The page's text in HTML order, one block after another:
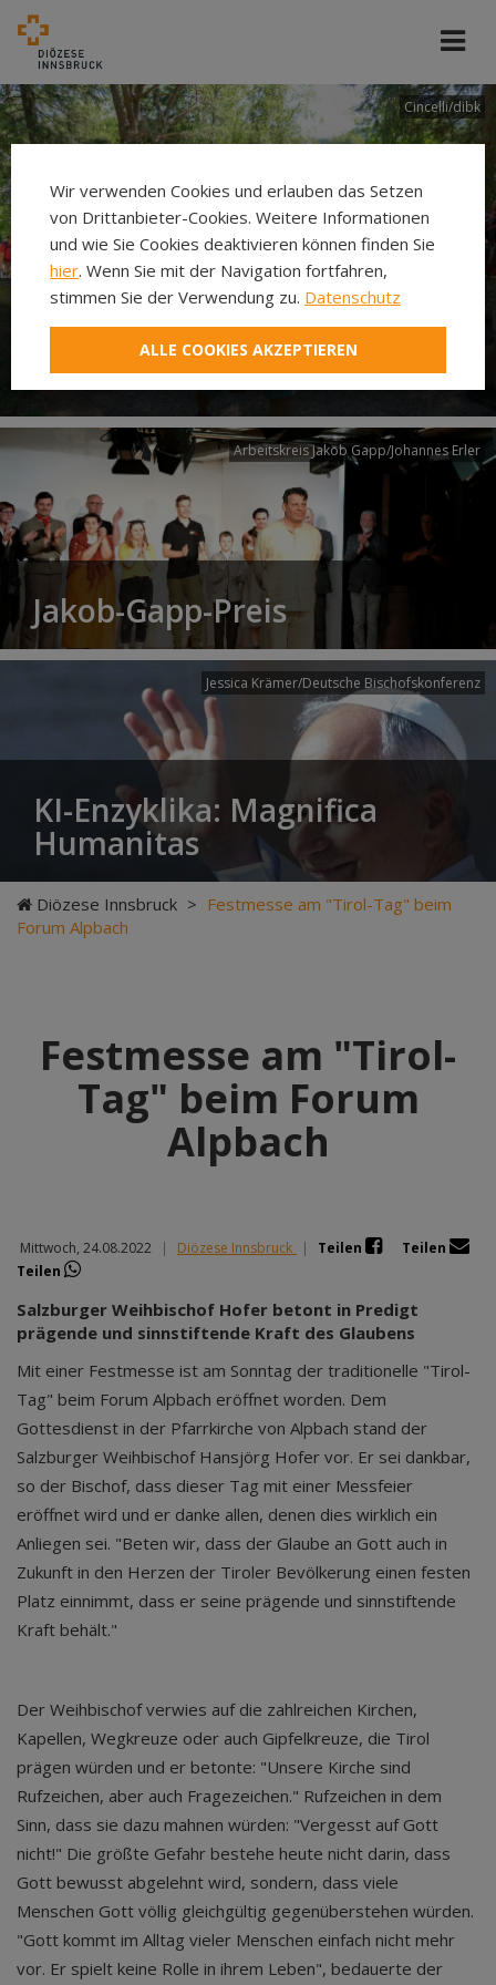
Cincelli/dibk
Neuer Pilgerweg Via
Laudato si’
Arbeitskreis Jakob Gapp/Johannes Erler
Jakob-Gapp-Preis
Jessica Krämer/Deutsche Bischofskonferenz
KI-Enzyklika: Magnifica
Humanitas
Diözese Innsbruck > Festmesse am "Tirol-Tag" beim
Forum Alpbach
Festmesse am "Tirol-
Tag" beim Forum
Alpbach
Mittwoch, 24.08.2022 | Diözese Innsbruck | Teilen
Teilen
Teilen
Salzburger Weihbischof Hofer betont in Predigt
prägende und sinnstiftende Kraft des Glaubens
Mit einer Festmesse ist am Sonntag der traditionelle "Tirol-
Tag" beim Forum Alpbach eröffnet worden. Dem
Gottesdienst in der Pfarrkirche von Alpbach stand der
Salzburger Weihbischof Hansjörg Hofer vor. Er sei dankbar,
so der Bischof, dass dieser Tag mit einer Messfeier
eröffnet wird und er danke allen, denen dies wirklich ein
Anliegen sei. "Beten wir, dass der Glaube an Gott auch in
Zukunft in den Herzen der Tiroler Bevölkerung einen festen
Platz einnimmt, dass er seine prägende und sinnstiftende
Kraft behält."
Der Weihbischof verwies auf die zahlreichen Kirchen,
Kapellen, Wegkreuze oder auch Gipfelkreuze, die Tirol
prägen würden und er betonte: "Unsere Kirche sind
Rufzeichen, aber auch Fragezeichen." Rufzeichen in dem
Sinn, dass sie dazu mahnen würden: "Vergesst auf Gott
nicht!" Die größte Gefahr bestehe heute nicht darin, dass
Gott bewusst abgelehnt wird, sondern, dass viele
Menschen Gott völlig gleichgültig gegenüberstehen würden.
"Gott kommt im Alltag vieler Menschen einfach nicht mehr
vor. Er spielt keine Rolle in ihrem Leben", bedauerte der
Wir verwenden Cookies und erlauben das Setzen
von Drittanbieter-Cookies. Weitere Informationen
und wie Sie Cookies deaktivieren können finden Sie
hier. Wenn Sie mit der Navigation fortfahren,
stimmen Sie der Verwendung zu. Datenschutz
ALLE COOKIES AKZEPTIEREN